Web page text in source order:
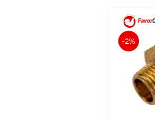
-2%